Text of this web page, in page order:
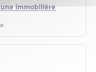
immobilière